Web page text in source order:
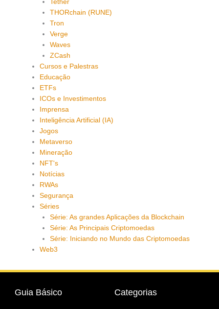
Tether
THORchain (RUNE)
Tron
Verge
Waves
ZCash
Cursos e Palestras
Educação
ETFs
ICOs e Investimentos
Imprensa
Inteligência Artificial (IA)
Jogos
Metaverso
Mineração
NFT's
Notícias
RWAs
Segurança
Séries
Série: As grandes Aplicações da Blockchain
Série: As Principais Criptomoedas
Série: Iniciando no Mundo das Criptomoedas
Web3
Guia Básico Categorias